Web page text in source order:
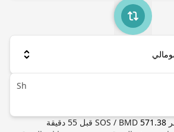
Sh
SOS / BMD 571.38 قبل 55 دقيقة